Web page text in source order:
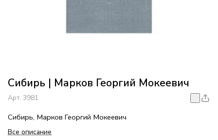
Сибирь | Марков Георгий Мокеевич
Арт. 3981
Сибирь, Марков Георгий Мокеевич
Все описание